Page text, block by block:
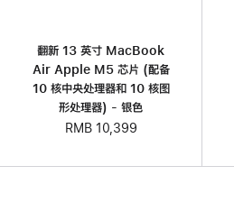
翻新 13 英寸 MacBook
Air Apple M5 芯片 (配备
10 核中央处理器和 10 核图
形处理器) - 银色
RMB 10,399